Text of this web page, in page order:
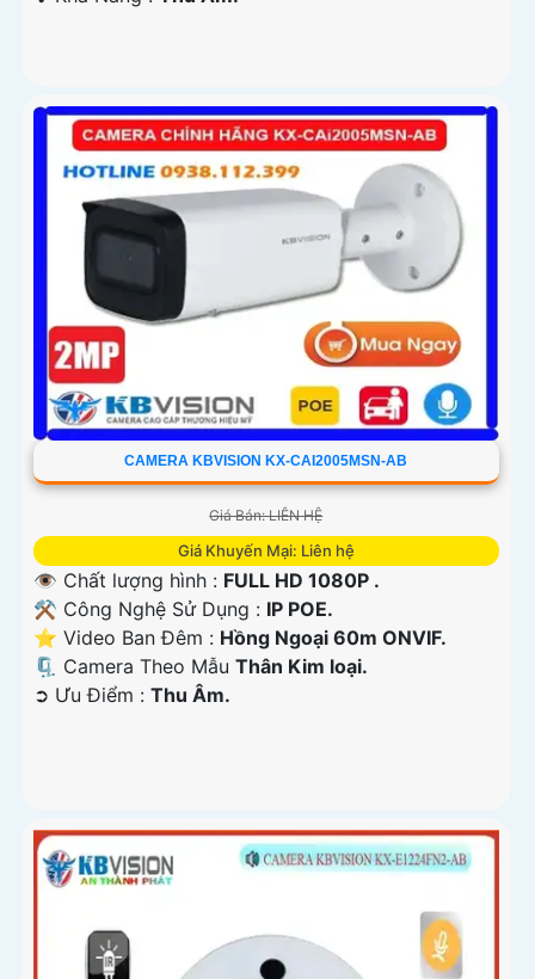
CAMERA KBVISION KX-CAI2005MSN-AB
Giá Bán: LIÊN HỆ
Giá Khuyến Mại: Liên hệ
👁 Chất lượng hình : FULL HD 1080P .
⚒ Công Nghệ Sử Dụng : IP POE.
⭐ Video Ban Đêm : Hồng Ngoại 60m ONVIF.
🗜️ Camera Theo Mẫu Thân Kim loại.
️➲ Ưu Điểm : Thu Âm.